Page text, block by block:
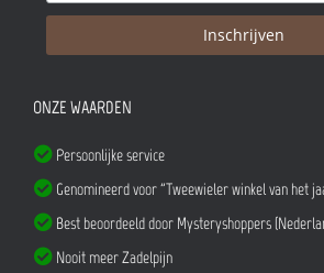
ONZE WAARDEN
Persoonlijke service
Genomineerd voor "Tweewieler winkel van het
Best beoordeeld door Mysteryshoppers
Nooit meer Zadelpijn